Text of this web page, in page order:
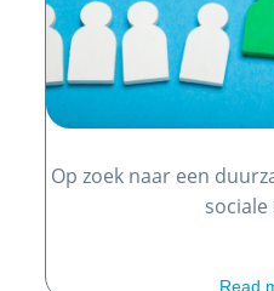
Op zoek naar een
sociale
Read